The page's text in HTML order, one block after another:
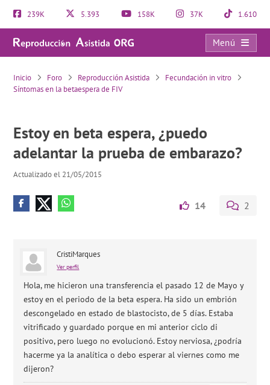
239K 5.393 158K 37K 1.610
Menú
Estoy en beta espera, ¿puedo adelantar la prueba de embarazo?
Inicio Foro Reproducción Asistida
Fecundación in vitro
Síntomas en la betaespera de FIV
Estoy en beta espera, ¿puedo
adelantar la prueba de embarazo?
Actualizado el 21/05/2015
14 2
CristiMarques
Ver perfil
Hola, me hicieron una transferencia el pasado 12 de Mayo y
estoy en el periodo de la beta espera. Ha sido un embrión
descongelado en estado de blastocisto, de 5 días. Estaba
vitrificado y guardado porque en mi anterior ciclo di
positivo, pero luego no evolucionó. Estoy nerviosa, ¿podría
hacerme ya la analítica o debo esperar al viernes como me
dijeron?